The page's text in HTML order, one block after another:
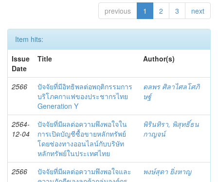
previous 1 2 3 next
Item hits:
Issue
Date
Title Author(s)
2566
ปัจจัยที่มีอิทธิพลต่อพฤติกรรมการ
บริโภคกาแฟของประชากรไทย
Generation Y
ดลพร ศิลาไศลโศภิ
ษฐ์
2564-
12-04
ปัจจัยที่มีผลต่อความพึงพอใจใน
การเปิดบัญชีซื้อขายหลักทรัพย์
โดยช่องทางออนไลน์กับบริษัท
หลักทรัพย์ในประเทศไทย
พิรินทิรา, พิสุทธิ์ธน
กาญจน์
2566
ปัจจัยที่มีผลต่อความพึงพอใจและ
พงษ์สุดา ยิ่งหาญ